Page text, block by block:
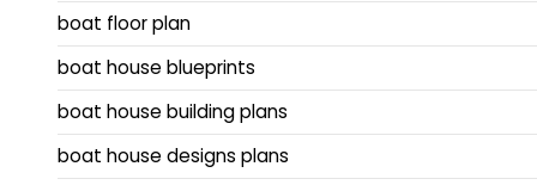
boat floor plan
boat house blueprints
boat house building plans
boat house designs plans